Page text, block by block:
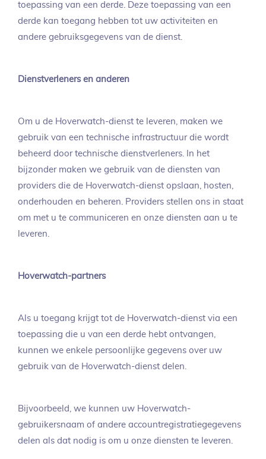
toepassing van een derde. Deze toepassing van een
derde kan toegang hebben tot uw activiteiten en
andere gebruiksgegevens van de dienst.
Dienstverleners en anderen
Om u de Hoverwatch-dienst te leveren, maken we
gebruik van een technische infrastructuur die wordt
beheerd door technische dienstverleners. In het
bijzonder maken we gebruik van de diensten van
providers die de Hoverwatch-dienst opslaan, hosten,
onderhouden en beheren. Providers stellen ons in staat
om met u te communiceren en onze diensten aan u te
leveren.
Hoverwatch-partners
Als u toegang krijgt tot de Hoverwatch-dienst via een
toepassing die u van een derde hebt ontvangen,
kunnen we enkele persoonlijke gegevens over uw
gebruik van de Hoverwatch-dienst delen.
Bijvoorbeeld, we kunnen uw Hoverwatch-
gebruikersnaam of andere accountregistratiegegevens
delen als dat nodig is om u onze diensten te leveren.